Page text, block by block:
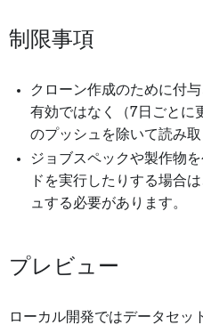
制限事項
クローン作成のために付
有効ではなく（7日ごとに
のプッシュを除いて読み取
ジョブスペックや製作物
ドを実行したりする場合
ュする必要があります。
プレビュー
ローカル開発ではデータセッ